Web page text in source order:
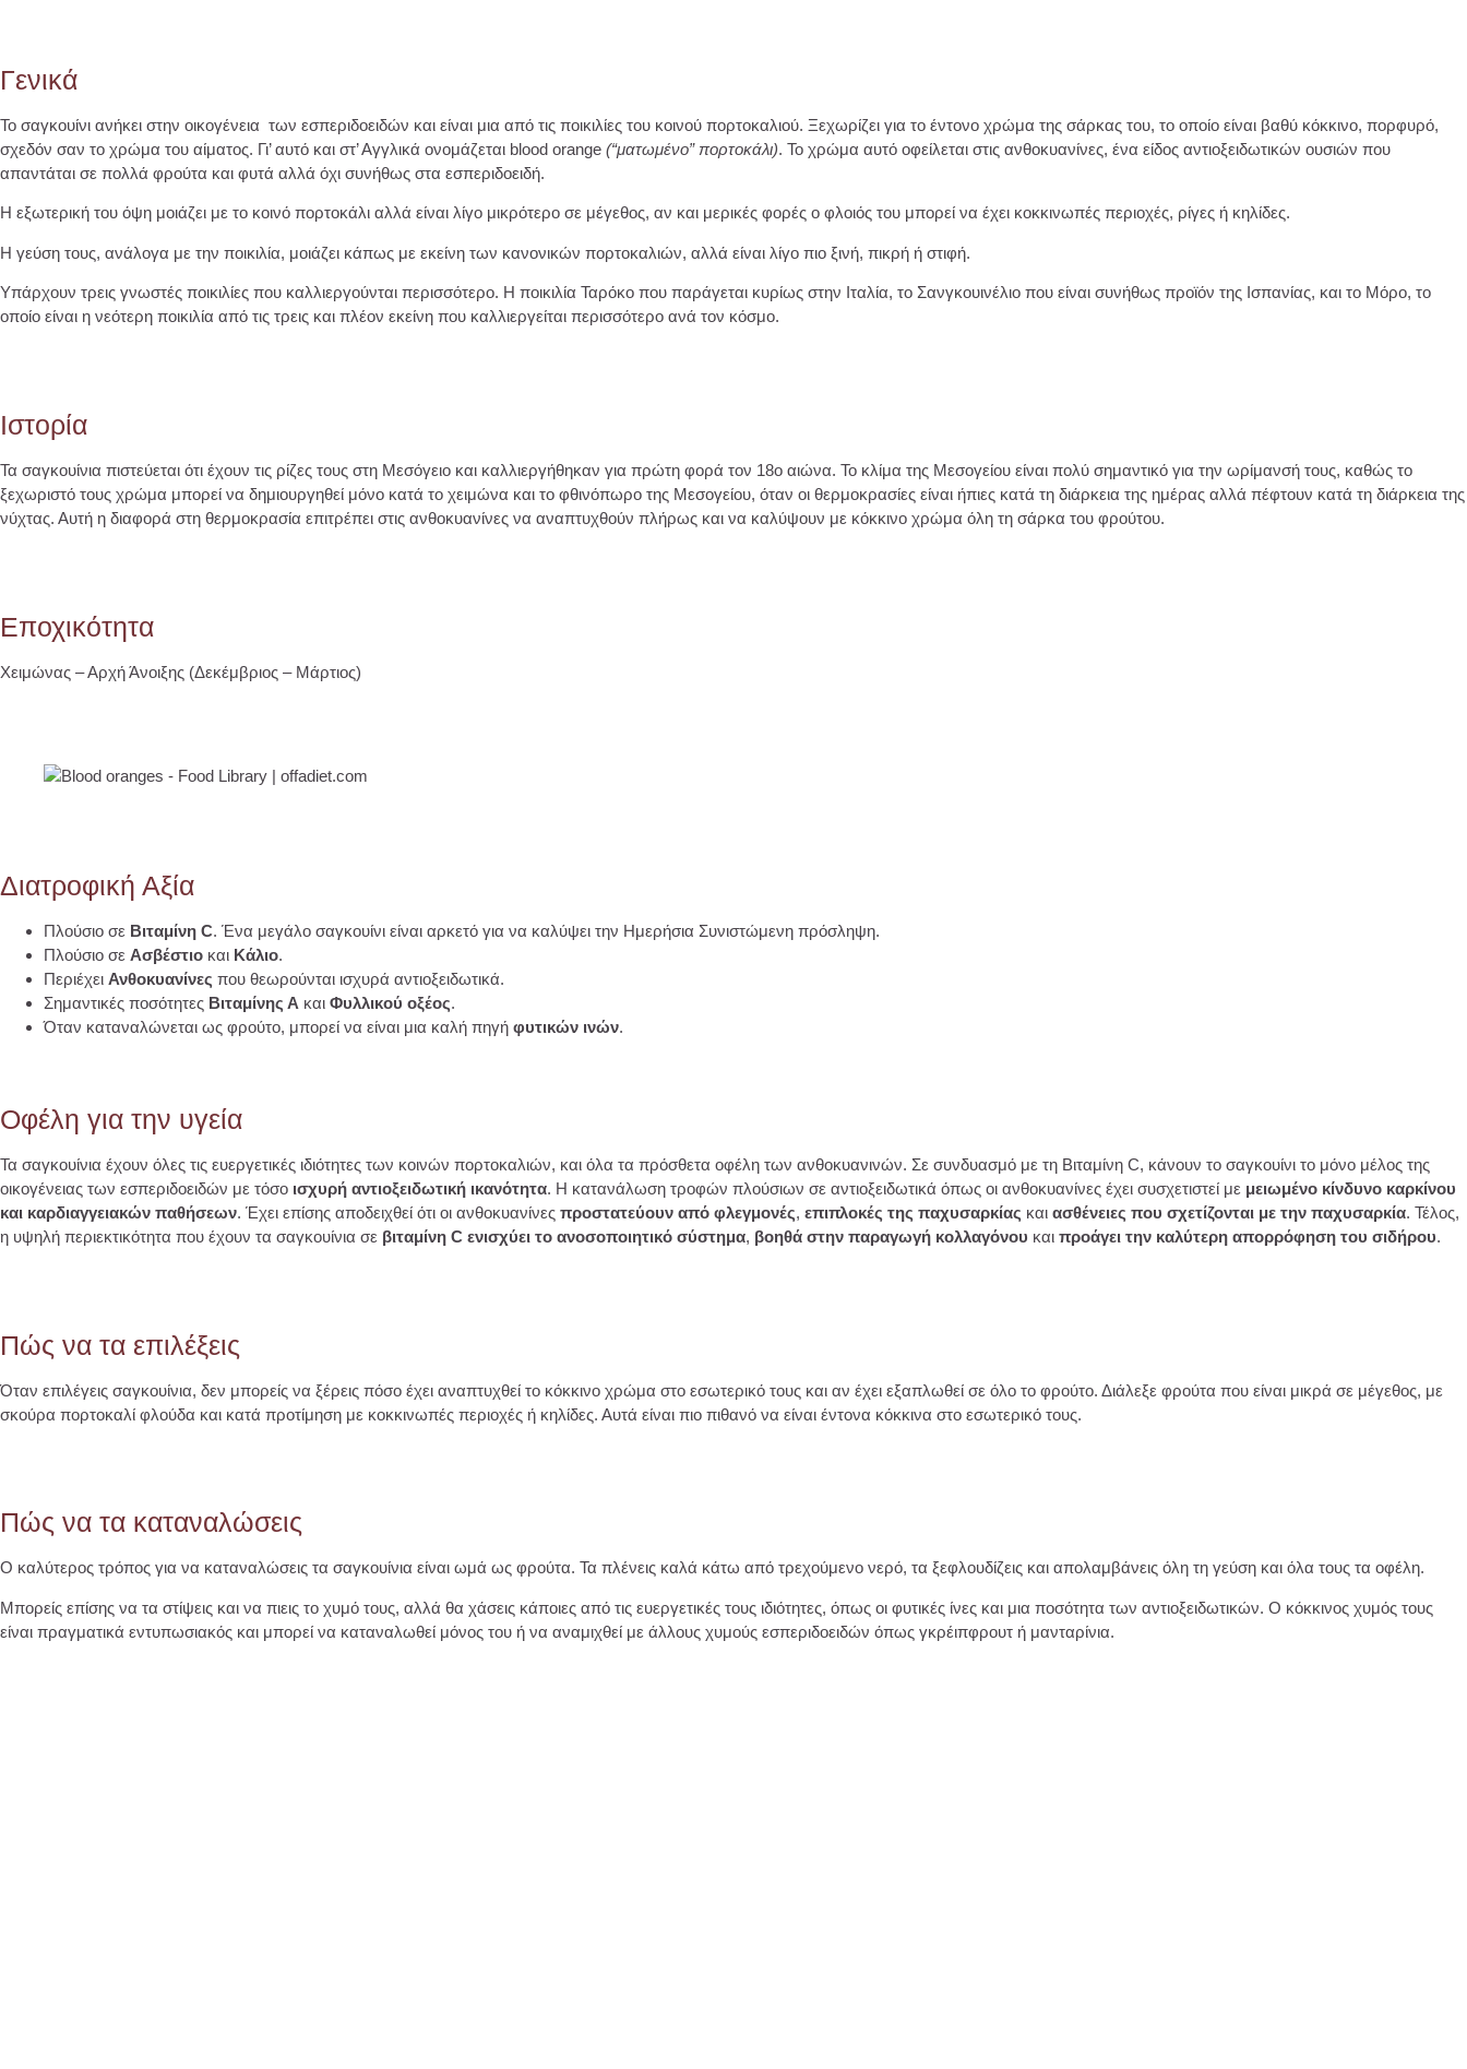
Γενικά
Το σαγκουίνι ανήκει στην οικογένεια των εσπεριδοειδών και είναι μια από τις ποικιλίες του κοινού πορτοκαλιού. Ξεχωρίζει για το έντονο χρώμα της σάρκας του, το οποίο είναι βαθύ κόκκινο, πορφυρό,
σχεδόν σαν το χρώμα του αίματος. Γι’ αυτό και στ’ Αγγλικά ονομάζεται blood orange (“ματωμένο” πορτοκάλι). Το χρώμα αυτό οφείλεται στις ανθοκυανίνες, ένα είδος αντιοξειδωτικών ουσιών που
απαντάται σε πολλά φρούτα και φυτά αλλά όχι συνήθως στα εσπεριδοειδή.
Η εξωτερική του όψη μοιάζει με το κοινό πορτοκάλι αλλά είναι λίγο μικρότερο σε μέγεθος, αν και μερικές φορές ο φλοιός του μπορεί να έχει κοκκινωπές περιοχές, ρίγες ή κηλίδες.
Η γεύση τους, ανάλογα με την ποικιλία, μοιάζει κάπως με εκείνη των κανονικών πορτοκαλιών, αλλά είναι λίγο πιο ξινή, πικρή ή στιφή.
Υπάρχουν τρεις γνωστές ποικιλίες που καλλιεργούνται περισσότερο. Η ποικιλία Ταρόκο που παράγεται κυρίως στην Ιταλία, το Σανγκουινέλιο που είναι συνήθως προϊόν της Ισπανίας, και το Μόρο, το
οποίο είναι η νεότερη ποικιλία από τις τρεις και πλέον εκείνη που καλλιεργείται περισσότερο ανά τον κόσμο.
Ιστορία
Τα σαγκουίνια πιστεύεται ότι έχουν τις ρίζες τους στη Μεσόγειο και καλλιεργήθηκαν για πρώτη φορά τον 18ο αιώνα. Το κλίμα της Μεσογείου είναι πολύ σημαντικό για την ωρίμανσή τους, καθώς το
ξεχωριστό τους χρώμα μπορεί να δημιουργηθεί μόνο κατά το χειμώνα και το φθινόπωρο της Μεσογείου, όταν οι θερμοκρασίες είναι ήπιες κατά τη διάρκεια της ημέρας αλλά πέφτουν κατά τη διάρκεια της
νύχτας. Αυτή η διαφορά στη θερμοκρασία επιτρέπει στις ανθοκυανίνες να αναπτυχθούν πλήρως και να καλύψουν με κόκκινο χρώμα όλη τη σάρκα του φρούτου.
Εποχικότητα
Χειμώνας – Αρχή Άνοιξης (Δεκέμβριος – Μάρτιος)
Διατροφική Αξία
Πλούσιο σε Βιταμίνη C. Ένα μεγάλο σαγκουίνι είναι αρκετό για να καλύψει την Ημερήσια Συνιστώμενη πρόσληψη.
Πλούσιο σε Ασβέστιο και Κάλιο.
Περιέχει Ανθοκυανίνες που θεωρούνται ισχυρά αντιοξειδωτικά.
Σημαντικές ποσότητες Βιταμίνης Α και Φυλλικού οξέος.
Όταν καταναλώνεται ως φρούτο, μπορεί να είναι μια καλή πηγή φυτικών ινών.
Οφέλη για την υγεία
Τα σαγκουίνια έχουν όλες τις ευεργετικές ιδιότητες των κοινών πορτοκαλιών, και όλα τα πρόσθετα οφέλη των ανθοκυανινών. Σε συνδυασμό με τη Βιταμίνη C, κάνουν το σαγκουίνι το μόνο μέλος της
οικογένειας των εσπεριδοειδών με τόσο ισχυρή αντιοξειδωτική ικανότητα. Η κατανάλωση τροφών πλούσιων σε αντιοξειδωτικά όπως οι ανθοκυανίνες έχει συσχετιστεί με μειωμένο κίνδυνο καρκίνου
και καρδιαγγειακών παθήσεων. Έχει επίσης αποδειχθεί ότι οι ανθοκυανίνες προστατεύουν από φλεγμονές, επιπλοκές της παχυσαρκίας και ασθένειες που σχετίζονται με την παχυσαρκία. Τέλος,
η υψηλή περιεκτικότητα που έχουν τα σαγκουίνια σε βιταμίνη C ενισχύει το ανοσοποιητικό σύστημα, βοηθά στην παραγωγή κολλαγόνου και προάγει την καλύτερη απορρόφηση του σιδήρου.
Πώς να τα επιλέξεις
Όταν επιλέγεις σαγκουίνια, δεν μπορείς να ξέρεις πόσο έχει αναπτυχθεί το κόκκινο χρώμα στο εσωτερικό τους και αν έχει εξαπλωθεί σε όλο το φρούτο. Διάλεξε φρούτα που είναι μικρά σε μέγεθος, με
σκούρα πορτοκαλί φλούδα και κατά προτίμηση με κοκκινωπές περιοχές ή κηλίδες. Αυτά είναι πιο πιθανό να είναι έντονα κόκκινα στο εσωτερικό τους.
Πώς να τα καταναλώσεις
Ο καλύτερος τρόπος για να καταναλώσεις τα σαγκουίνια είναι ωμά ως φρούτα. Τα πλένεις καλά κάτω από τρεχούμενο νερό, τα ξεφλουδίζεις και απολαμβάνεις όλη τη γεύση και όλα τους τα οφέλη.
Μπορείς επίσης να τα στίψεις και να πιεις το χυμό τους, αλλά θα χάσεις κάποιες από τις ευεργετικές τους ιδιότητες, όπως οι φυτικές ίνες και μια ποσότητα των αντιοξειδωτικών. Ο κόκκινος χυμός τους
είναι πραγματικά εντυπωσιακός και μπορεί να καταναλωθεί μόνος του ή να αναμιχθεί με άλλους χυμούς εσπεριδοειδών όπως γκρέιπφρουτ ή μανταρίνια.